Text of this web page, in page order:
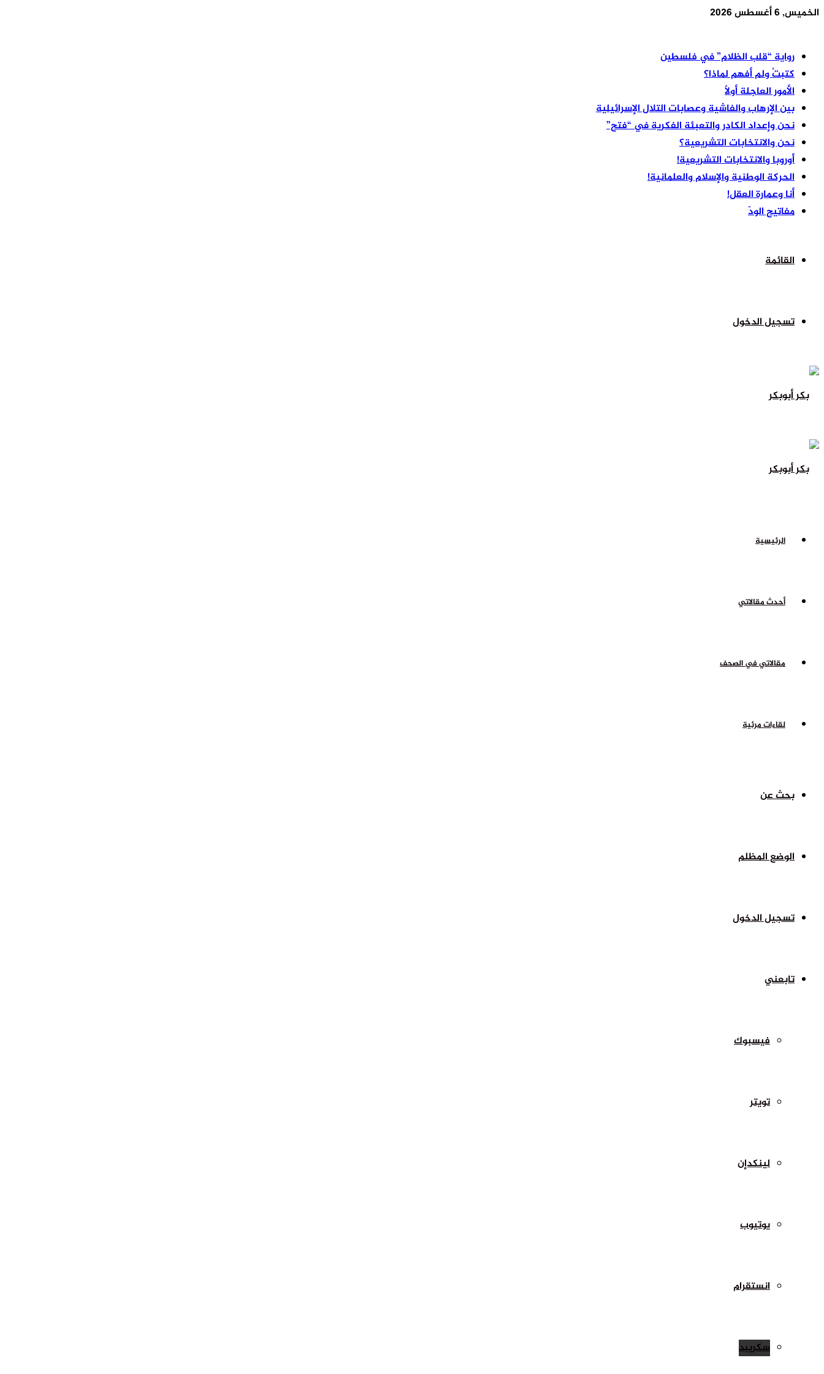
الخميس, 6 أغسطس 2026
رواية “قلب الظلام” في فلسطين
كتبتُ ولم أفهم لماذا؟
الأمور العاجلة أولًا
بين الإرهاب والفاشية وعصابات التلال الإسرائيلية
نحن وإعداد الكادر والتعبئة الفكرية في “فتح”
نحن والانتخابات التشريعية؟
أوروبا والانتخابات التشريعية!
الحركة الوطنية والإسلام والعلمانية!
أنا وعمارة العقل!
مفاتيح الودّ
القائمة
تسجيل الدخول
الرئيسية
أحدث مقالاتي
مقالاتي في الصحف
لقاءات مرئية
بحث عن
الوضع المظلم
تسجيل الدخول
تابعني
فيسبوك
تويتر
لينكدإن
يوتيوب
انستقرام
سكريبد